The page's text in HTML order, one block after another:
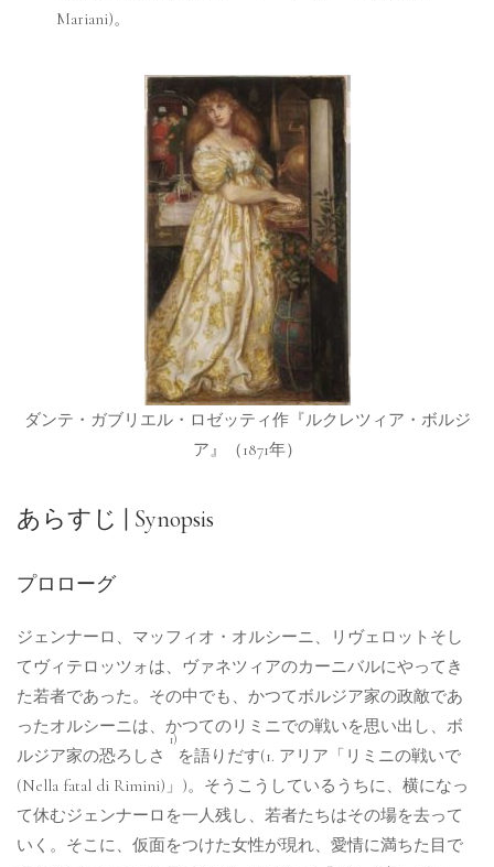
Mariani)。
ダンテ・ガブリエル・ロゼッティ作『ルクレツィア・ボルジ
ア』（1871年）
あらすじ | Synopsis
プロローグ
ジェンナーロ、マッフィオ・オルシーニ、リヴェロットそし
てヴィテロッツォは、ヴァネツィアのカーニバルにやってき
た若者であった。その中でも、かつてボルジア家の政敵であ
ったオルシーニは、かつてのリミニでの戦いを思い出し、ボ
ルジア家の恐ろしさ
1)
を語りだす(1. アリア「リミニの戦いで
(Nella fatal di Rimini)」)。そうこうしているうちに、横になっ
て休むジェンナーロを一人残し、若者たちはその場を去って
いく。そこに、仮面をつけた女性が現れ、愛情に満ちた目で